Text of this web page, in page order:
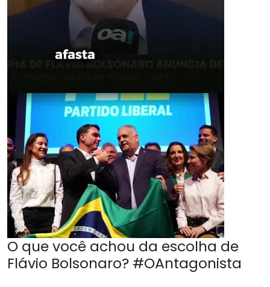
O que você achou da escolha de
Flávio Bolsonaro? #OAntagonista